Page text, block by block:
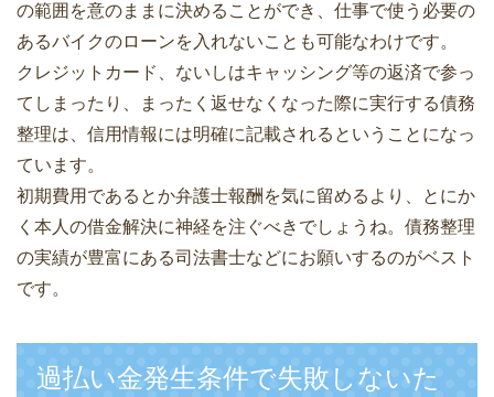
の範囲を意のままに決めることができ、仕事で使う必要の
あるバイクのローンを入れないことも可能なわけです。
クレジットカード、ないしはキャッシング等の返済で参っ
てしまったり、まったく返せなくなった際に実行する債務
整理は、信用情報には明確に記載されるということになっ
ています。
初期費用であるとか弁護士報酬を気に留めるより、とにか
く本人の借金解決に神経を注ぐべきでしょうね。債務整理
の実績が豊富にある司法書士などにお願いするのがベスト
です。
過払い金発生条件で失敗しないた